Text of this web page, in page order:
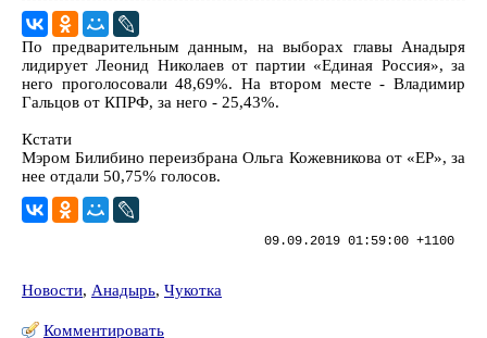
По предварительным данным, на выборах главы Анадыря
лидирует Леонид Николаев от партии «Единая Россия», за
него проголосовали 48,69%. На втором месте - Владимир
Гальцов от КПРФ, за него - 25,43%.
Кстати
Мэром Билибино переизбрана Ольга Кожевникова от «ЕР», за
нее отдали 50,75% голосов.
09.09.2019 01:59:00 +1100
Новости, Анадырь, Чукотка
Комментировать